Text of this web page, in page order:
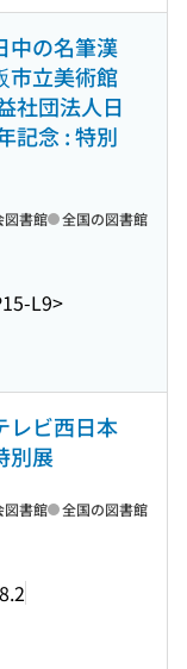
中の名筆漢
市立美術館
社団法人日
記念 : 特別
L9>
図書館 全国の図書館
レビ西日本
別展
図書館 全国の図書館